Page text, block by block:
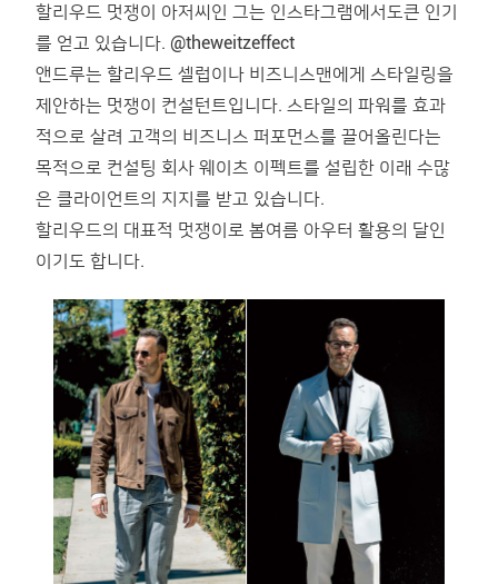
할리우드 멋쟁이 아저씨인 그는 인스타그램에서도큰 인기
를 얻고 있습니다. @theweitzeffect
앤드루는 할리우드 셀럽이나 비즈니스맨에게 스타일링을
제안하는 멋쟁이 컨설턴트입니다. 스타일의 파워를 효과
적으로 살려 고객의 비즈니스 퍼포먼스를 끌어올린다는
목적으로 컨설팅 회사 웨이츠 이펙트를 설립한 이래 수많
은 클라이언트의 지지를 받고 있습니다.
할리우드의 대표적 멋쟁이로 봄여름 아우터 활용의 달인
이기도 합니다.